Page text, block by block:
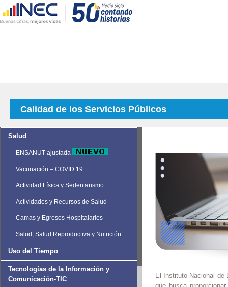
Calidad de los Servicios Públicos
Salud
ENSANUT ajustada
Vacunación – COVID 19
Actividad Física y Sedentarismo
Actividades y Recursos de Salud
Camas y Egresos Hospitalarios
Salud, Salud Reproductiva y Nutrición
Uso del Tiempo
Tecnologías de la Información y
Comunicación-TIC
El Instituto Nacional de